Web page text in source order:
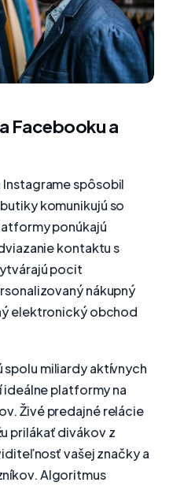
Facebooku a
Instagrame spôsobil
komunikujú so
ponúkajú
kontaktu s
pocit
nákupný
elektronický obchod
spolu miliardy aktívnych
platformy na
Živé predajné relácie
prilákať divákov z
vašej značky a
Algoritmus